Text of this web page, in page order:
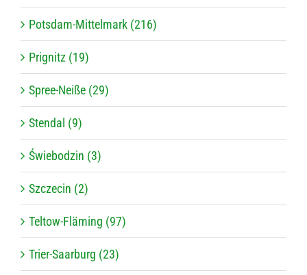
Potsdam-Mittelmark (216)
Prignitz (19)
Spree-Neiße (29)
Stendal (9)
Świebodzin (3)
Szczecin (2)
Teltow-Fläming (97)
Trier-Saarburg (23)